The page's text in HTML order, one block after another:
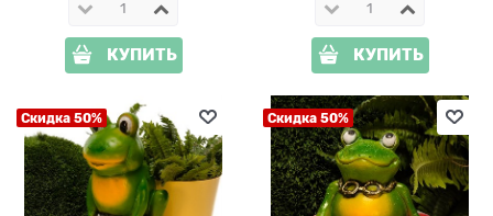
КУПИТЬ КУПИТЬ
Скидка 50% Скидка 50%